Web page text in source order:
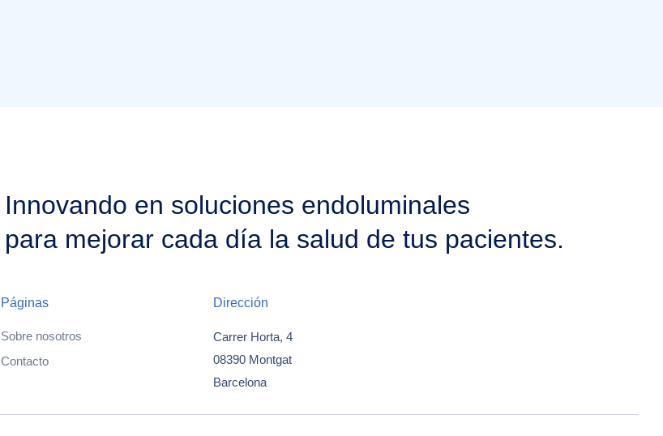
Innovando en soluciones endoluminales
para mejorar cada día la salud de tus pacientes.
Páginas
Sobre nosotros
Contacto
Dirección
Carrer Horta, 4
08390 Montgat
Barcelona